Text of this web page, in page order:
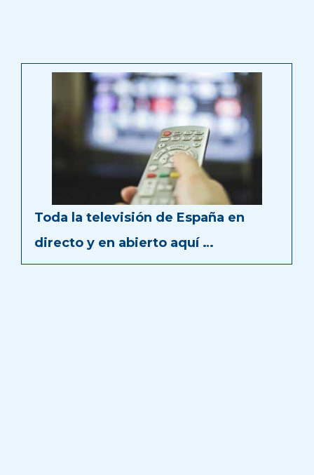
Toda la televisión de España en
directo y en abierto aquí …